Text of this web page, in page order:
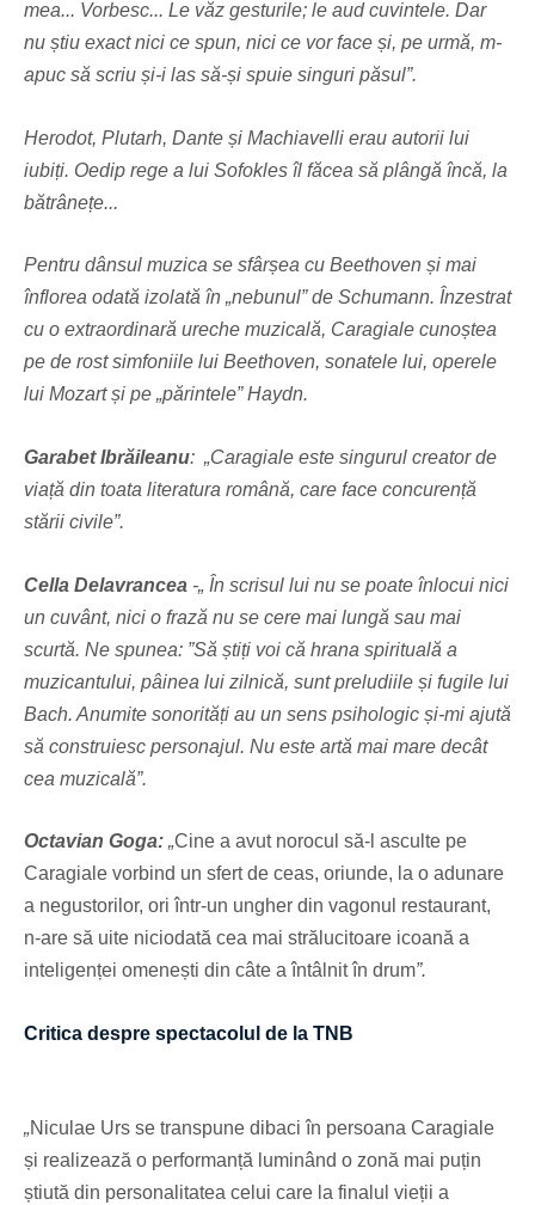
mea... Vorbesc... Le văz gesturile; le aud cuvintele. Dar
nu știu exact nici ce spun, nici ce vor face și, pe urmă, m-
apuc să scriu și-i las să-și spuie singuri păsul”.
Herodot, Plutarh, Dante și Machiavelli erau autorii lui
iubiți. Oedip rege a lui Sofokles îl făcea să plângă încă, la
bătrânețe...
Pentru dânsul muzica se sfârșea cu Beethoven și mai
înflorea odată izolată în „nebunul” de Schumann. Înzestrat
cu o extraordinară ureche muzicală, Caragiale cunoștea
pe de rost simfoniile lui Beethoven, sonatele lui, operele
lui Mozart și pe „părintele” Haydn.
Garabet Ibrăileanu: „Caragiale este singurul creator de
viață din toata literatura română, care face concurență
stării civile”.
Cella Delavrancea -„ În scrisul lui nu se poate înlocui nici
un cuvânt, nici o frază nu se cere mai lungă sau mai
scurtă. Ne spunea: ”Să știți voi că hrana spirituală a
muzicantului, pâinea lui zilnică, sunt preludiile și fugile lui
Bach. Anumite sonorități au un sens psihologic și-mi ajută
să construiesc personajul. Nu este artă mai mare decât
cea muzicală”.
Octavian Goga: „Cine a avut norocul să-l asculte pe
Caragiale vorbind un sfert de ceas, oriunde, la o adunare
a negustorilor, ori într-un ungher din vagonul restaurant,
n-are să uite niciodată cea mai strălucitoare icoană a
inteligenței omenești din câte a întâlnit în drum”.
Critica despre spectacolul de la TNB
„Niculae Urs se transpune dibaci în persoana Caragiale
și realizează o performanță luminând o zonă mai puțin
știută din personalitatea celui care la finalul vieții a